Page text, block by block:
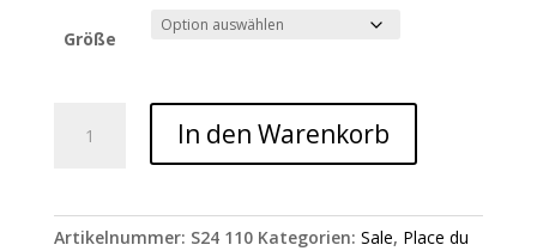
Größe
Sofie
In den Warenkorb
Artikelnummer: S24 110 Kategorien: Sale, Place du